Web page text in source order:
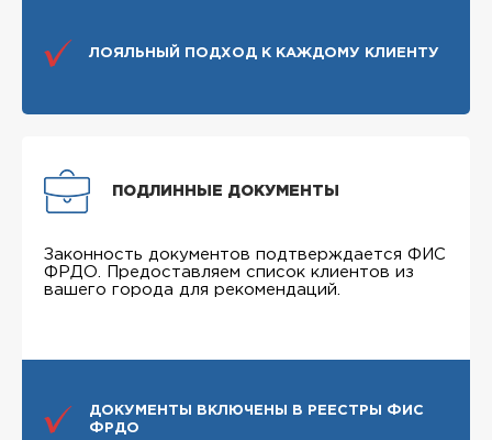
ЛОЯЛЬНЫЙ ПОДХОД К КАЖДОМУ КЛИЕНТУ
ПОДЛИННЫЕ ДОКУМЕНТЫ
Законность документов подтверждается ФИС
ФРДО. Предоставляем список клиентов из
вашего города для рекомендаций.
ДОКУМЕНТЫ ВКЛЮЧЕНЫ В РЕЕСТРЫ ФИС
ФРДО